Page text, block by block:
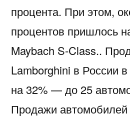
процента. При этом,
процентов пришлось
Maybach S-Class..
Lamborghini в России
на 32% — до 25
Продажи автомобилей